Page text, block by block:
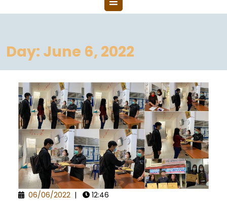
Day: June 6, 2022
06/06/2022 | 12:46